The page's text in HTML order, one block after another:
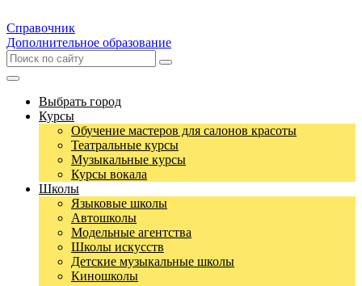
Справочник
Дополнительное образование
Выбрать город
Курсы
Обучение мастеров для салонов красоты
Театральные курсы
Музыкальные курсы
Курсы вокала
Школы
Языковые школы
Автошколы
Модельные агентства
Школы искусств
Детские музыкальные школы
Киношколы